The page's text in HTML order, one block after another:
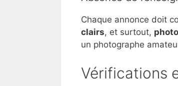
Chaque annonce doit
clairs, et surtout,
un photographe
Vérifications